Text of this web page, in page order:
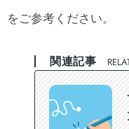
をご参考ください。
関連記事